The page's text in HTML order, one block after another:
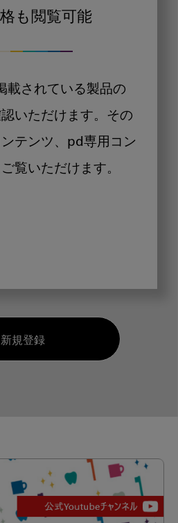
も閲覧可能
載されている製品の
いただけます。その
テンツ、pd専用コン
覧いただけます。
新規登録